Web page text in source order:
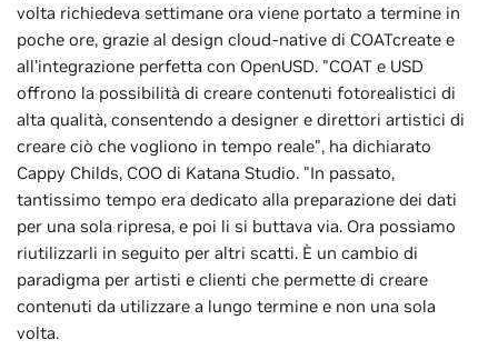
volta richiedeva settimane ora viene portato a termine in
poche ore, grazie al design cloud-native di COATcreate e
all'integrazione perfetta con OpenUSD. "COAT e USD
offrono la possibilità di creare contenuti fotorealistici di
alta qualità, consentendo a designer e direttori artistici di
creare ciò che vogliono in tempo reale", ha dichiarato
Cappy Childs, COO di Katana Studio. "In passato,
tantissimo tempo era dedicato alla preparazione dei dati
per una sola ripresa, e poi li si buttava via. Ora possiamo
riutilizzarli in seguito per altri scatti. È un cambio di
paradigma per artisti e clienti che permette di creare
contenuti da utilizzare a lungo termine e non una sola
volta.